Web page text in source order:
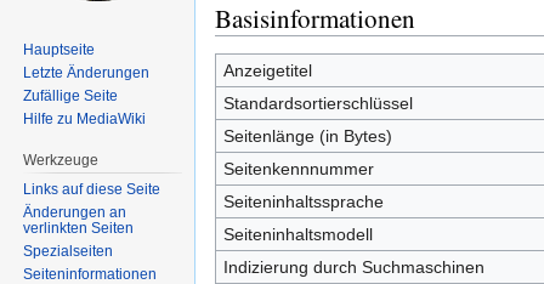
Zur
Navigation
springen
Zur
Suche
springen
Basisinformationen
Anzeigetitel
Standardsortierschlüssel
Seitenlänge (in Bytes)
Seitenkennnummer
Seiteninhaltssprache
Seiteninhaltsmodell
Indizierung durch Suchmaschinen
Hauptseite
Letzte Änderungen
Zufällige Seite
Hilfe zu MediaWiki
Werkzeuge
Links auf diese Seite
Änderungen an
verlinkten Seiten
Spezialseiten
Seiten­informationen